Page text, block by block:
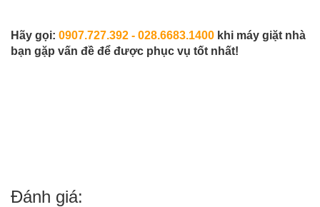
Hãy gọi: 0907.727.392 - 028.6683.1400 khi máy giặt nhà
bạn gặp vấn đề để được phục vụ tốt nhất!
Đánh giá: